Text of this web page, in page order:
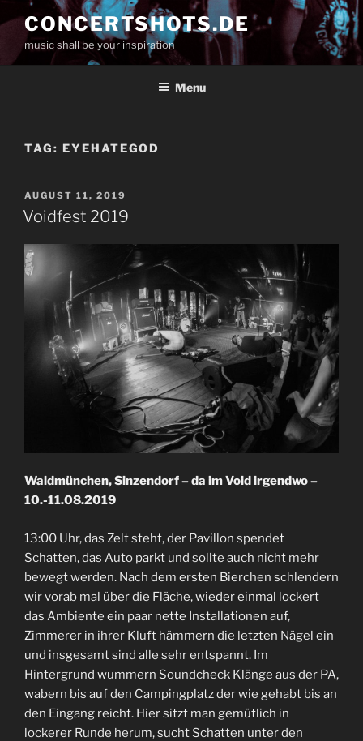
to
content
CONCERTSHOTS.DE
music shall be your inspiration
Menu
TAG: EYEHATEGOD
POSTED
ON
AUGUST 11, 2019
Voidfest 2019
Waldmünchen, Sinzendorf – da im Void irgendwo –
10.-11.08.2019
13:00 Uhr, das Zelt steht, der Pavillon spendet
Schatten, das Auto parkt und sollte auch nicht mehr
bewegt werden. Nach dem ersten Bierchen schlendern
wir vorab mal über die Fläche, wieder einmal lockert
das Ambiente ein paar nette Installationen auf,
Zimmerer in ihrer Kluft hämmern die letzten Nägel ein
und insgesamt sind alle sehr entspannt. Im
Hintergrund wummern Soundcheck Klänge aus der PA,
wabern bis auf den Campingplatz der wie gehabt bis an
den Eingang reicht. Hier sitzt man gemütlich in
lockerer Runde herum, sucht Schatten unter den